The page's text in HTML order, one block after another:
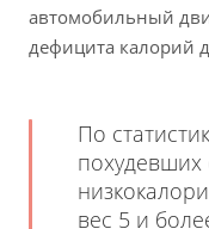
автомобильный
дефицита калорий
По
вес 5 и